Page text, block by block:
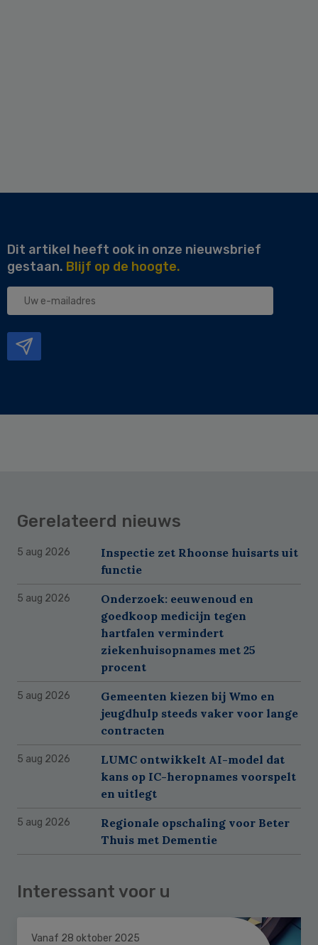
Dit artikel heeft ook in onze nieuwsbrief
gestaan. Blijf op de hoogte.
Uw
Gerelateerd nieuws
5 aug 2026
Inspectie zet Rhoonse huisarts uit
functie
5 aug 2026
Onderzoek: eeuwenoud en
goedkoop medicijn tegen
hartfalen vermindert
ziekenhuisopnames met 25
procent
5 aug 2026
Gemeenten kiezen bij Wmo en
jeugdhulp steeds vaker voor lange
contracten
5 aug 2026
LUMC ontwikkelt AI-model dat
kans op IC-heropnames voorspelt
en uitlegt
5 aug 2026
Regionale opschaling voor Beter
Thuis met Dementie
Interessant voor u
Vanaf 28 oktober 2025